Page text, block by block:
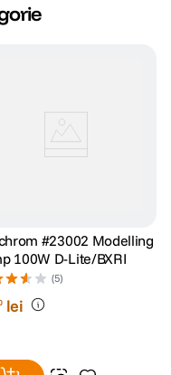
#23002 Modelling
100W D-Lite/BXRI
(5)
lei